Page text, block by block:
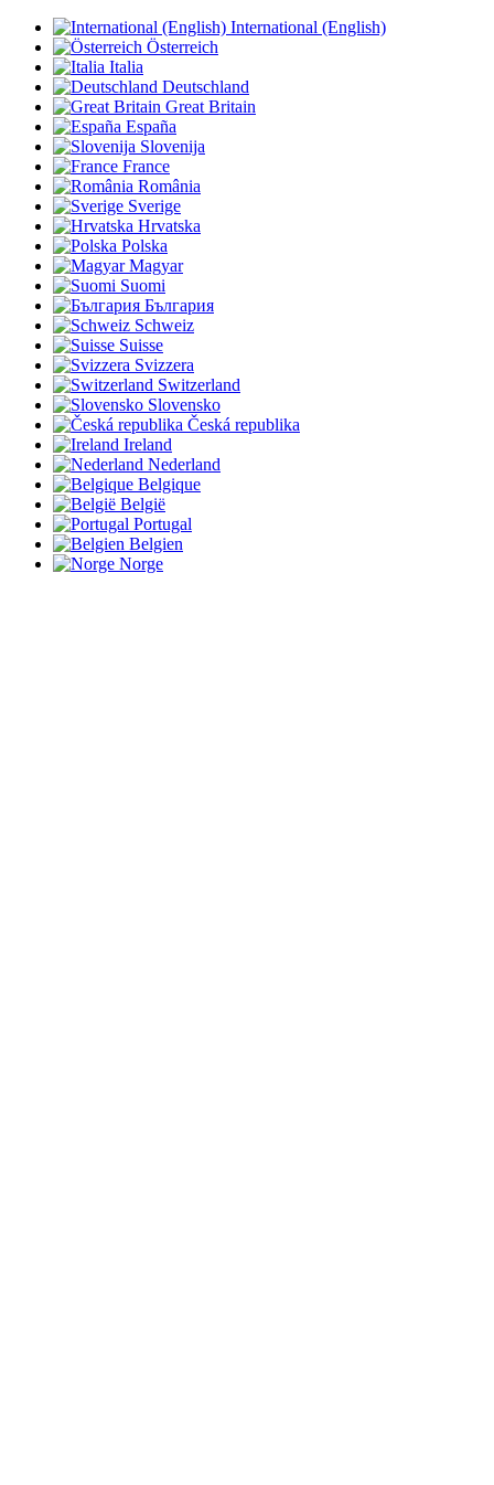
International (English)
Österreich
Italia
Deutschland
Great Britain
España
Slovenija
France
România
Sverige
Hrvatska
Polska
Magyar
Suomi
България
Schweiz
Suisse
Svizzera
Switzerland
Slovensko
Česká republika
Ireland
Nederland
Belgique
België
Portugal
Belgien
Norge